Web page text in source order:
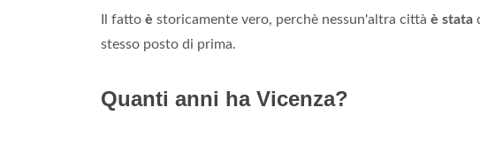
Il fatto è storicamente vero, perchè nessun'altra città è stata
stesso posto di prima.
Quanti anni ha Vicenza?